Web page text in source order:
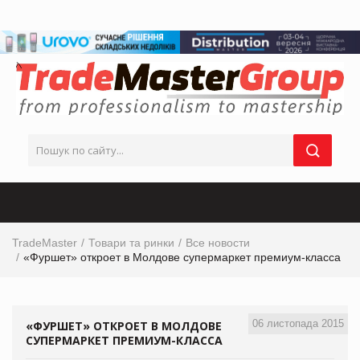
TradeMaster Товари та ринки
Все новости
«Фуршет» откроет в Молдове супермаркет премиум-класса
06 листопада 2015
«ФУРШЕТ» ОТКРОЕТ В МОЛДОВЕ
СУПЕРМАРКЕТ ПРЕМИУМ-КЛАССА